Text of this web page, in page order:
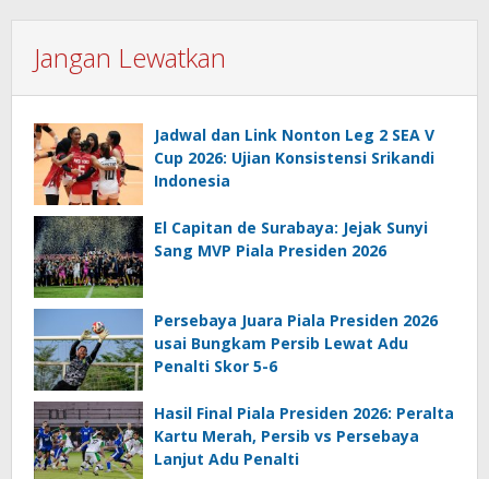
Jangan Lewatkan
Jadwal dan Link Nonton Leg 2 SEA V
Cup 2026: Ujian Konsistensi Srikandi
Indonesia
El Capitan de Surabaya: Jejak Sunyi
Sang MVP Piala Presiden 2026
Persebaya Juara Piala Presiden 2026
usai Bungkam Persib Lewat Adu
Penalti Skor 5-6
Hasil Final Piala Presiden 2026: Peralta
Kartu Merah, Persib vs Persebaya
Lanjut Adu Penalti